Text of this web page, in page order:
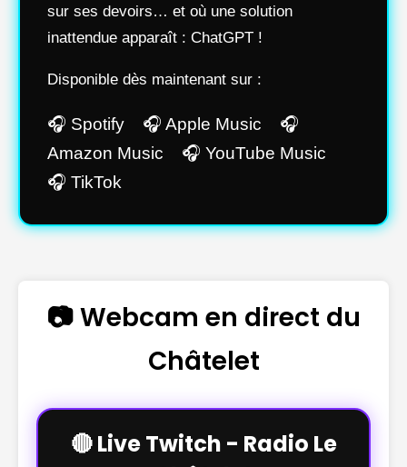
sur ses devoirs… et où une solution
inattendue apparaît : ChatGPT !
Disponible dès maintenant sur :
🎧 Spotify 🎧 Apple Music 🎧
Amazon Music 🎧 YouTube Music
🎧 TikTok
📷 Webcam en direct du
Châtelet
🔴 Live Twitch - Radio Le